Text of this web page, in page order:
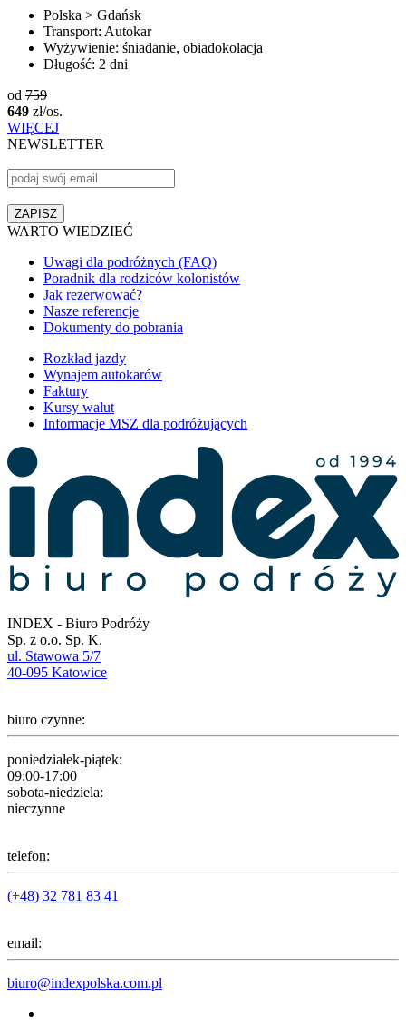
Polska > Gdańsk
Transport: Autokar
Wyżywienie: śniadanie, obiadokolacja
Długość: 2 dni
od 759
649 zł/os.
WIĘCEJ
NEWSLETTER
WARTO WIEDZIEĆ
Uwagi dla podróżnych (FAQ)
Poradnik dla rodziców kolonistów
Jak rezerwować?
Nasze referencje
Dokumenty do pobrania
Rozkład jazdy
Wynajem autokarów
Faktury
Kursy walut
Informacje MSZ dla podróżujących
INDEX - Biuro Podróży
Sp. z o.o. Sp. K.
ul. Stawowa 5/7
40-095 Katowice
biuro czynne:
poniedziałek-piątek:
09:00-17:00
sobota-niedziela:
nieczynne
telefon:
(+48) 32 781 83 41
email:
biuro@indexpolska.com.pl